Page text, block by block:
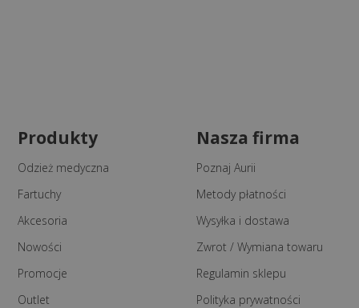
Produkty
Odzież medyczna
Fartuchy
Akcesoria
Nowości
Promocje
Outlet
Nasza firma
Poznaj Aurii
Metody płatności
Wysyłka i dostawa
Zwrot / Wymiana towaru
Regulamin sklepu
Polityka prywatności